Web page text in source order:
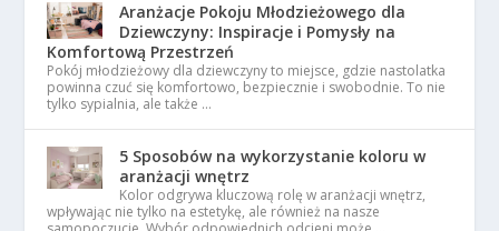
Aranżacje Pokoju Młodzieżowego dla
Dziewczyny: Inspiracje i Pomysły na
Komfortową Przestrzeń
Pokój młodzieżowy dla dziewczyny to miejsce, gdzie nastolatka
powinna czuć się komfortowo, bezpiecznie i swobodnie. To nie
tylko sypialnia, ale także …
5 Sposobów na wykorzystanie koloru w
aranżacji wnętrz
Kolor odgrywa kluczową rolę w aranżacji wnętrz,
wpływając nie tylko na estetykę, ale również na nasze